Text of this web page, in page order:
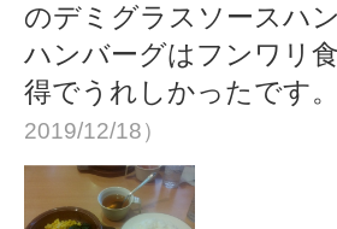
のデミグラスソースハ
ハンバーグはフンワリ
得でうれしかったです
2019/12/18）